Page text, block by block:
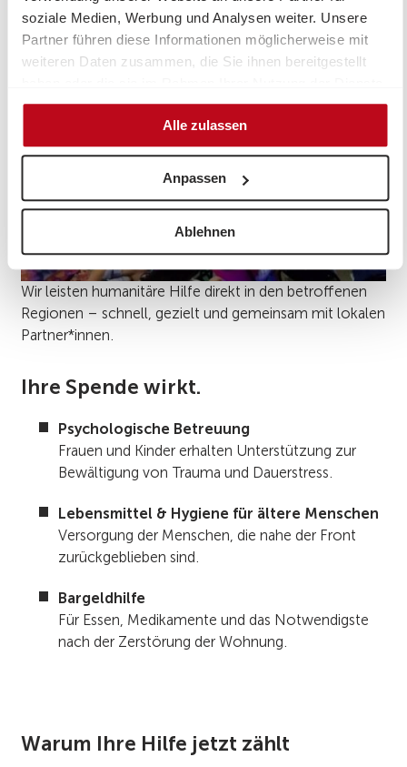
soziale Medien, Werbung und Analysen weiter. Unsere
Partner führen diese Informationen möglicherweise mit
weiteren Daten zusammen, die Sie ihnen bereitgestellt
gesammelt haben.
Alle zulassen
Anpassen
Ablehnen
Wir leisten humanitäre Hilfe direkt in den betroffenen
Regionen – schnell, gezielt und gemeinsam mit lokalen
Partner*innen.
Ihre Spende wirkt.
Psychologische Betreuung
Frauen und Kinder erhalten Unterstützung zur
Bewältigung von Trauma und Dauerstress.
Lebensmittel & Hygiene für ältere Menschen
Versorgung der Menschen, die nahe der Front
zurückgeblieben sind.
Bargeldhilfe
Für Essen, Medikamente und das Notwendigste
nach der Zerstörung der Wohnung.
Warum Ihre Hilfe jetzt zählt